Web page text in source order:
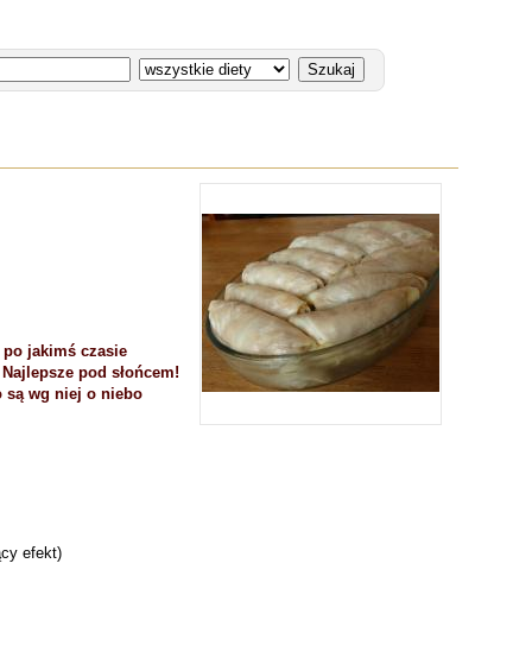
po jakimś czasie
pod słońcem!
są wg niej o niebo
efekt)